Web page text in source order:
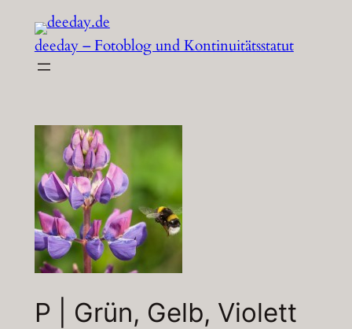
Inhalt
springen
deeday – Fotoblog und Kontinuitätsstatut
P | Grün, Gelb, Violett